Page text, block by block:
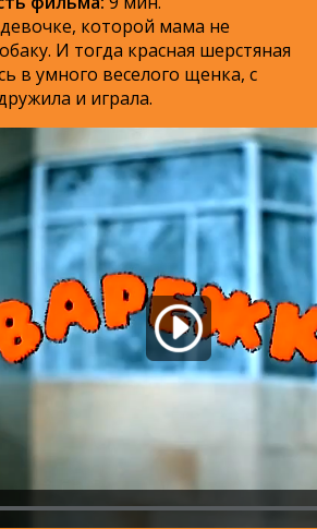
которой мама не
И тогда красная шерстяная
в умного веселого щенка, с
и играла.